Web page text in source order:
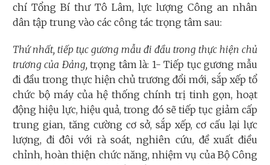
chí Tổng Bí thư Tô Lâm, lực lượng Công an nhân
dân tập trung vào các công tác trọng tâm sau:
Thứ nhất, tiếp tục gương mẫu đi đầu trong thực hiện chủ
trương của Đảng, trọng tâm là: 1- Tiếp tục gương mẫu
đi đầu trong thực hiện chủ trương đổi mới, sắp xếp tổ
chức bộ máy của hệ thống chính trị tinh gọn, hoạt
động hiệu lực, hiệu quả, trong đó sẽ tiếp tục giảm cấp
trung gian, tăng cường cơ sở, sắp xếp, cơ cấu lại lực
lượng, đi đôi với rà soát, nghiên cứu, đề xuất điều
chỉnh, hoàn thiện chức năng, nhiệm vụ của Bộ Công